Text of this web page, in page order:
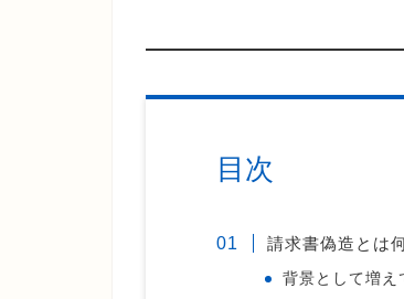
目次
請求書偽造とは
背景として増え